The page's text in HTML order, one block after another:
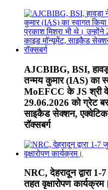
AJCBIBG, BSI,
तन्मय कुमार (IAS) का
MoEFCC के JS श्री
29.06.2026 को ग्रेट
साइकैड सेक्शन,
रॉक्सबर्ग
NRC, देहरादून द्वारा
तहत वृक्षारोपण कार्यक्रम।